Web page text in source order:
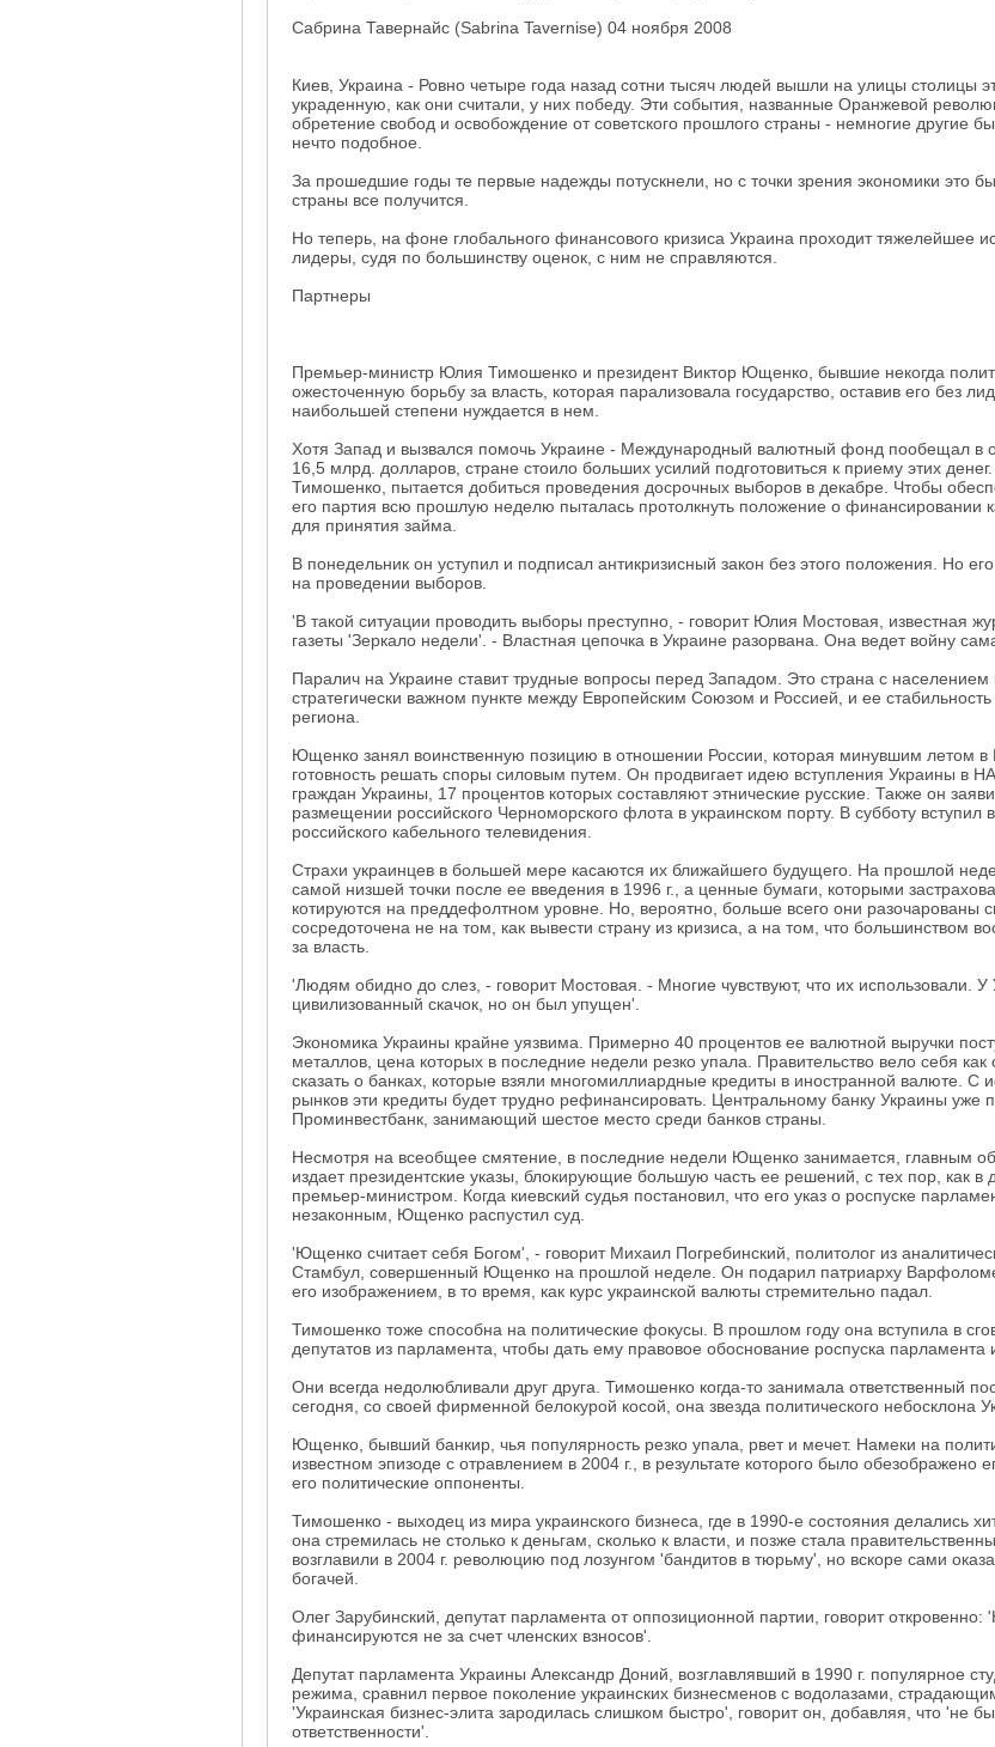
Сабрина Тавернайс (Sabrina Tavernise) 04 ноября 2008
Киев, Украина - Ровно четыре года назад сотни тысяч людей вышли на улицы столицы
украденную, как они считали, у них победу. Эти события, названные Оранжевой
обретение свобод и освобождение от советского прошлого страны - немногие другие
нечто подобное.
За прошедшие годы те первые надежды потускнели, но с точки зрения экономики это
страны все получится.
Но теперь, на фоне глобального финансового кризиса Украина проходит тяжелейшее
лидеры, судя по большинству оценок, с ним не справляются.
Партнеры
Премьер-министр Юлия Тимошенко и президент Виктор Ющенко, бывшие некогда
ожесточенную борьбу за власть, которая парализовала государство, оставив его без
наибольшей степени нуждается в нем.
Хотя Запад и вызвался помочь Украине - Международный валютный фонд пообещал в
16,5 млрд. долларов, стране стоило больших усилий подготовиться к приему этих
Тимошенко, пытается добиться проведения досрочных выборов в декабре. Чтобы
его партия всю прошлую неделю пыталась протолкнуть положение о финансировании
для принятия займа.
В понедельник он уступил и подписал антикризисный закон без этого положения. Но
на проведении выборов.
'В такой ситуации проводить выборы преступно, - говорит Юлия Мостовая, известная
газеты 'Зеркало недели'. - Властная цепочка в Украине разорвана. Она ведет войну
Паралич на Украине ставит трудные вопросы перед Западом. Это страна с
стратегически важном пункте между Европейским Союзом и Россией, и ее
региона.
Ющенко занял воинственную позицию в отношении России, которая минувшим летом в
готовность решать споры силовым путем. Он продвигает идею вступления Украины в
граждан Украины, 17 процентов которых составляют этнические русские. Также он
размещении российского Черноморского флота в украинском порту. В субботу вступил
российского кабельного телевидения.
Страхи украинцев в большей мере касаются их ближайшего будущего. На прошлой
самой низшей точки после ее введения в 1996 г., а ценные бумаги, которыми
котируются на преддефолтном уровне. Но, вероятно, больше всего они разочарованы
сосредоточена не на том, как вывести страну из кризиса, а на том, что большинством
за власть.
'Людям обидно до слез, - говорит Мостовая. - Многие чувствуют, что их использовали.
цивилизованный скачок, но он был упущен'.
Экономика Украины крайне уязвима. Примерно 40 процентов ее валютной выручки
металлов, цена которых в последние недели резко упала. Правительство вело себя как
сказать о банках, которые взяли многомиллиардные кредиты в иностранной валюте. С
рынков эти кредиты будет трудно рефинансировать. Центральному банку Украины уже
Проминвестбанк, занимающий шестое место среди банков страны.
Несмотря на всеобщее смятение, в последние недели Ющенко занимается, главным
издает президентские указы, блокирующие большую часть ее решений, с тех пор, как в
премьер-министром. Когда киевский судья постановил, что его указ о роспуске
незаконным, Ющенко распустил суд.
'Ющенко считает себя Богом', - говорит Михаил Погребинский, политолог из
Стамбул, совершенный Ющенко на прошлой неделе. Он подарил патриарху
его изображением, в то время, как курс украинской валюты стремительно падал.
Тимошенко тоже способна на политические фокусы. В прошлом году она вступила в
депутатов из парламента, чтобы дать ему правовое обоснование роспуска парламента
Они всегда недолюбливали друг друга. Тимошенко когда-то занимала ответственный
сегодня, со своей фирменной белокурой косой, она звезда политического небосклона
Ющенко, бывший банкир, чья популярность резко упала, рвет и мечет. Намеки на
известном эпизоде с отравлением в 2004 г., в результате которого было обезображено
его политические оппоненты.
Тимошенко - выходец из мира украинского бизнеса, где в 1990-е состояния делались
она стремилась не столько к деньгам, сколько к власти, и позже стала
возглавили в 2004 г. революцию под лозунгом 'бандитов в тюрьму', но вскоре сами
богачей.
Олег Зарубинский, депутат парламента от оппозиционной партии, говорит
финансируются не за счет членских взносов'.
Депутат парламента Украины Александр Доний, возглавлявший в 1990 г. популярное
режима, сравнил первое поколение украинских бизнесменов с водолазами,
'Украинская бизнес-элита зародилась слишком быстро', говорит он, добавляя, что 'не
ответственности'.